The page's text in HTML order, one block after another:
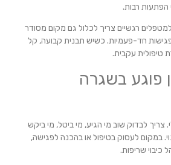
הפתעות רבות.
למטפלים רגשיים צריך לכלול גם מקום מסודר
חד-פעמיות. כשיש תבנית קבועה, קל
טיפולית עקבית.
פוגע בשגרה
צריך לבדוק שוב מי הגיע, מי ביטל, מי ביקש
במקום לעסוק בטיפול או בהכנה לפגישה,
שריפות.